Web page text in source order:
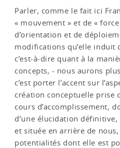
Parler, comme le fait ici
« mouvement » et de «
d’orientation et de
modifications qu’elle induit
c’est-à-dire quant à la
concepts, - nous aurons
c’est porter l’accent sur
création conceptuelle prise
cours d’accomplissement,
d’une élucidation
et située en arrière de
potentialités dont elle est